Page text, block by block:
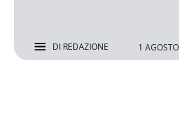
DI REDAZIONE 1